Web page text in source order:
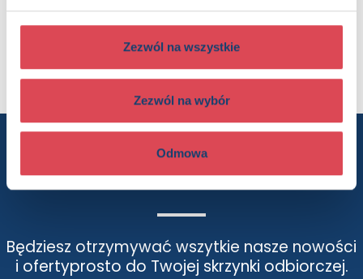
Zezwól na wszystkie
Zezwól na wybór
Odmowa
21-02-2025
Zagadkowe rysunki
Chcesz wiedzieć więcej? Zapisz się
do newslettera
Będziesz otrzymywać wszytkie nasze nowości
i ofertyprosto do Twojej skrzynki odbiorczej.